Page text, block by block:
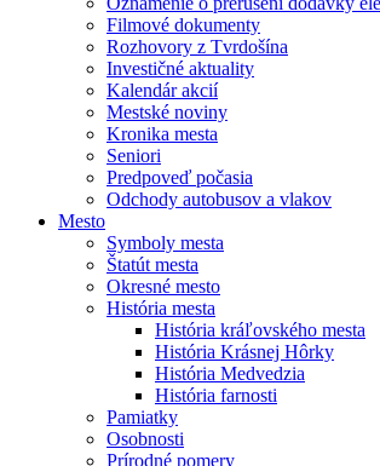
Filmové dokumenty
Rozhovory z Tvrdošína
Investičné aktuality
Kalendár akcií
Mestské noviny
Kronika mesta
Seniori
Predpoveď počasia
Odchody autobusov a vlakov
Mesto
Symboly mesta
Štatút mesta
Okresné mesto
História mesta
História kráľovského mesta
História Krásnej Hôrky
História Medvedzia
História farnosti
Pamiatky
Osobnosti
Prírodné pomery